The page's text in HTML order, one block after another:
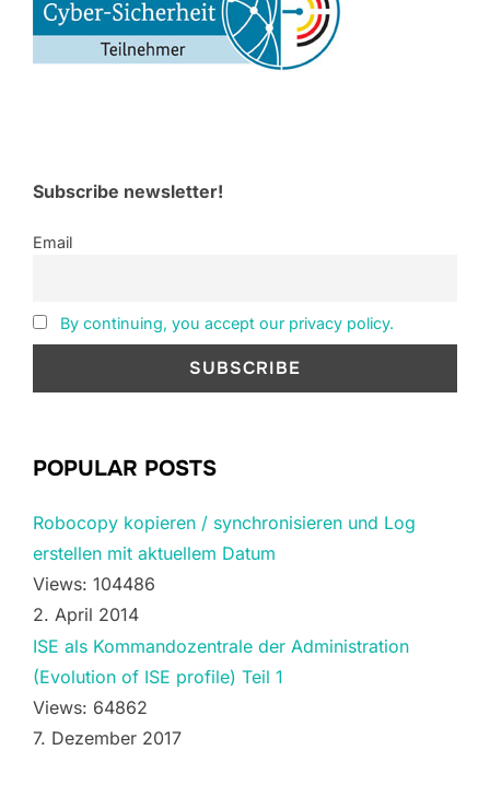
Subscribe newsletter!
Email
By continuing, you accept our privacy policy.
POPULAR POSTS
Robocopy kopieren / synchronisieren und Log
erstellen mit aktuellem Datum
Views: 104486
2. April 2014
ISE als Kommandozentrale der Administration
(Evolution of ISE profile) Teil 1
Views: 64862
7. Dezember 2017